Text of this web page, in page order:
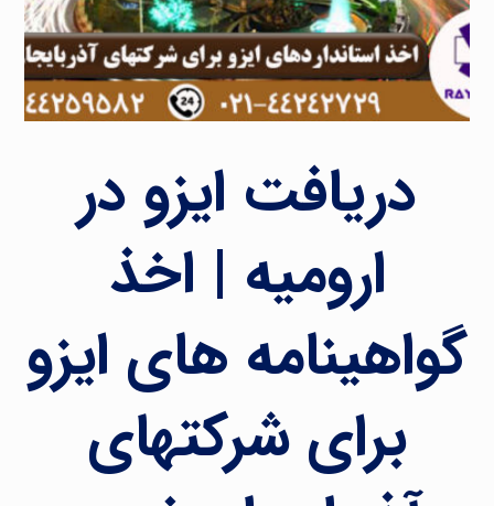
دریافت ایزو در
ارومیه | اخذ
گواهینامه های ایزو
برای شرکتهای